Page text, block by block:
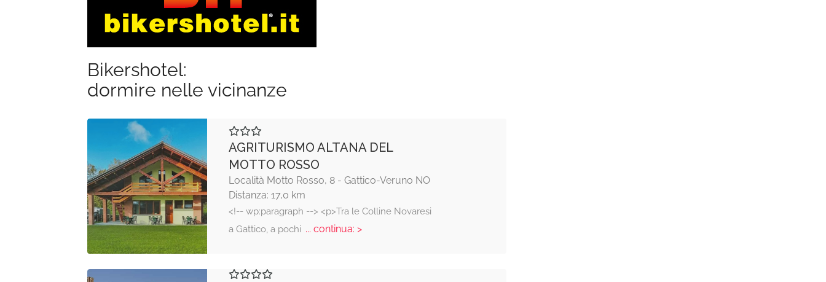
Bikershotel:
dormire nelle vicinanze
AGRITURISMO ALTANA DEL
MOTTO ROSSO
Località Motto Rosso, 8 - Gattico-Veruno NO
Distanza: 17,0 km
<!-- wp:paragraph --> <p>Tra le Colline Novaresi
a Gattico, a pochi... continua: >